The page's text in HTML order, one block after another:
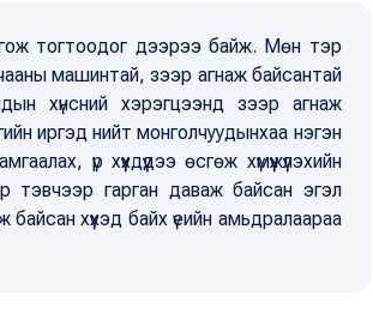
тогтоодог дээрээ байж. Мөн тэр
машинтай, зээр агнаж байсантай
хүнсний хэрэгцээнд зээр агнаж
иргэд нийт монголчуудынхаа нэгэн
үр хүүхдүүдээ өсгөж хүмүүжүүлэхийн
тэвчээр гарган даваж байсан эгэл
байсан хүүхэд байх үеийн амьдралаараа